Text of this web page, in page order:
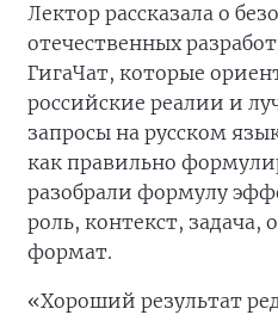
Лектор рассказала о
отечественных
ГигаЧат, которые
российские реалии и
запросы на русском
как правильно
разобрали формулу
роль, контекст, задача,
формат.
«Хороший результат